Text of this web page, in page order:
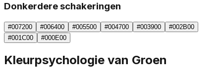
Donkerdere schakeringen
#007200 #006400 #005500 #004700 #003900
#002B00
#001C00
#000E00
Kleurpsychologie van Groen